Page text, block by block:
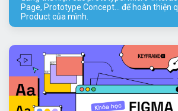
Page, Prototype Concept... để hoàn thiện
Product của mình.